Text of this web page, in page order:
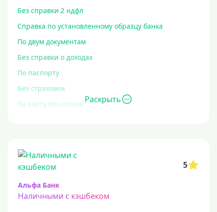
Без справки 2 ндфл
Справка по установленному образцу банка
По двум документам
Без справки о доходах
По паспорту
Без страховки
На карту без отказа
С высокой кредитной нагрузкой
Экспресс
За час
Быстрые
Раскрыть
5
Альфа Банк
Наличными с кэшбеком